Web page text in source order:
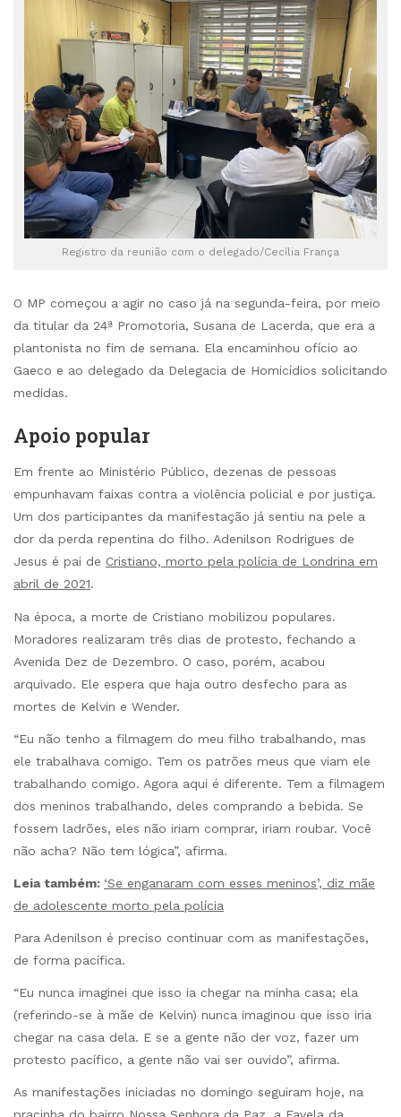
Registro da reunião com o delegado/Cecília França
O MP começou a agir no caso já na segunda-feira, por meio
da titular da 24ª Promotoria, Susana de Lacerda, que era a
plantonista no fim de semana. Ela encaminhou ofício ao
Gaeco e ao delegado da Delegacia de Homicídios solicitando
medidas.
Apoio popular
Em frente ao Ministério Público, dezenas de pessoas
empunhavam faixas contra a violência policial e por justiça.
Um dos participantes da manifestação já sentiu na pele a
dor da perda repentina do filho. Adenilson Rodrigues de
Jesus é pai de Cristiano, morto pela polícia de Londrina em
abril de 2021.
Na época, a morte de Cristiano mobilizou populares.
Moradores realizaram três dias de protesto, fechando a
Avenida Dez de Dezembro. O caso, porém, acabou
arquivado. Ele espera que haja outro desfecho para as
mortes de Kelvin e Wender.
“Eu não tenho a filmagem do meu filho trabalhando, mas
ele trabalhava comigo. Tem os patrões meus que viam ele
trabalhando comigo. Agora aqui é diferente. Tem a filmagem
dos meninos trabalhando, deles comprando a bebida. Se
fossem ladrões, eles não iriam comprar, iriam roubar. Você
não acha? Não tem lógica”, afirma.
Leia também: ‘Se enganaram com esses meninos’, diz mãe
de adolescente morto pela polícia
Para Adenilson é preciso continuar com as manifestações,
de forma pacífica.
“Eu nunca imaginei que isso ia chegar na minha casa; ela
(referindo-se à mãe de Kelvin) nunca imaginou que isso iria
chegar na casa dela. E se a gente não der voz, fazer um
protesto pacífico, a gente não vai ser ouvido”, afirma.
As manifestações iniciadas no domingo seguiram hoje, na